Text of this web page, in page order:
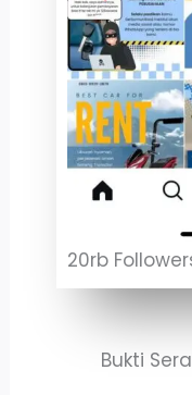
20rb
Bukti